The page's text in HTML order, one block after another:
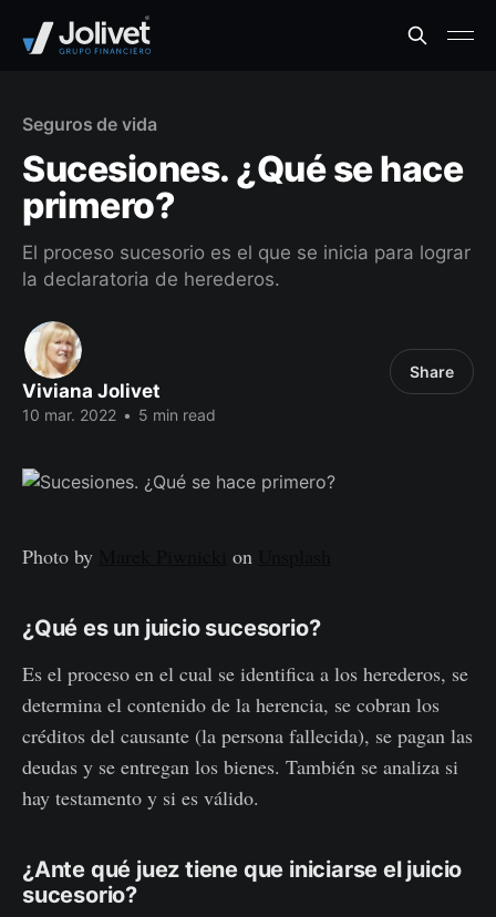
Seguros de vida
Sucesiones. ¿Qué se hace
primero?
El proceso sucesorio es el que se inicia para lograr
la declaratoria de herederos.
Viviana Jolivet
10 mar. 2022 • 5 min read
Share
Photo by on
¿Qué es un juicio sucesorio?
Es el proceso en el cual se identifica a los herederos, se
determina el contenido de la herencia, se cobran los
créditos del causante (la persona fallecida), se pagan las
deudas y se entregan los bienes. También se analiza si
hay testamento y si es válido.
¿Ante qué juez tiene que iniciarse el juicio
sucesorio?